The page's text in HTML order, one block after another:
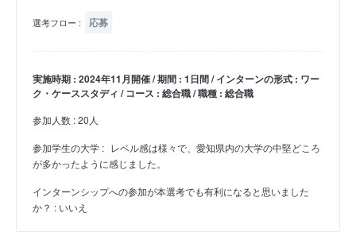
選考フロー : 応募
実施時期 : 2024年11月開催 / 期間 : 1日間 / インターンの形式 : ワー
ク・ケーススタディ / コース : 総合職 / 職種 : 総合職
参加人数 : 20人
参加学生の大学 : レベル感は様々で、愛知県内の大学の中堅どころ
が多かったように感じました。
インターンシップへの参加が本選考でも有利になると思いました
か？ : いいえ